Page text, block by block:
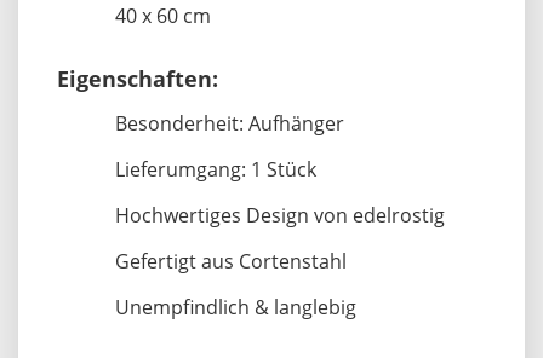
40 x 60 cm
Eigenschaften:
Besonderheit: Aufhänger
Lieferumgang: 1 Stück
Hochwertiges Design von edelrostig
Gefertigt aus Cortenstahl
Unempfindlich & langlebig